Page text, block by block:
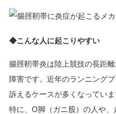
◆こんな人に起こりやすい
腸脛靭帯炎は陸上競技の長距
障害です。近年のランニング
訴えるケースが多くなっていま
特に、O脚（ガニ股）の人や